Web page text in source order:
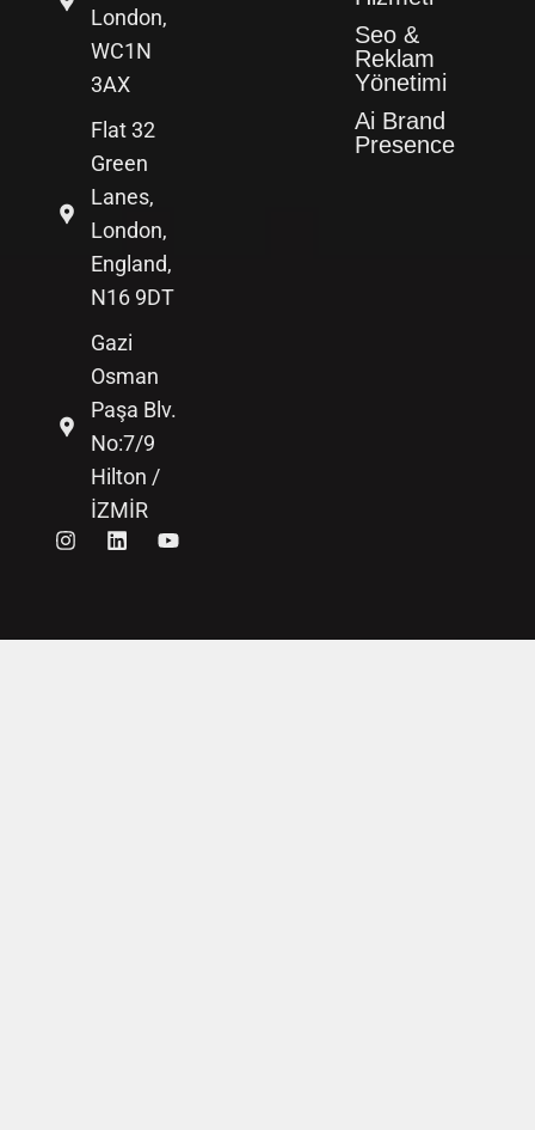
London,
WC1N
3AX
Flat 32
Green
Lanes,
London,
England,
N16 9DT
Gazi
Osman
Paşa Blv.
No:7/9
Hilton /
İZMİR
Seo &
Reklam
Yönetimi
Ai Brand
Presence